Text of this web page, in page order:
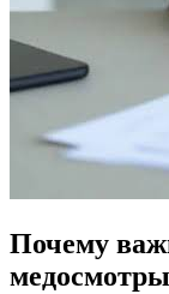
Почему
медосмотры